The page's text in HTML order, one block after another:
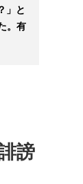
」と
。有
謗